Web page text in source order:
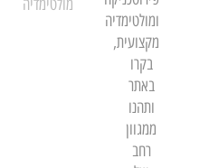
ומולטימדיה
מקצועית,
בקרו
באתר
ותהנו
ממגוון
רחב
מולטימדיה